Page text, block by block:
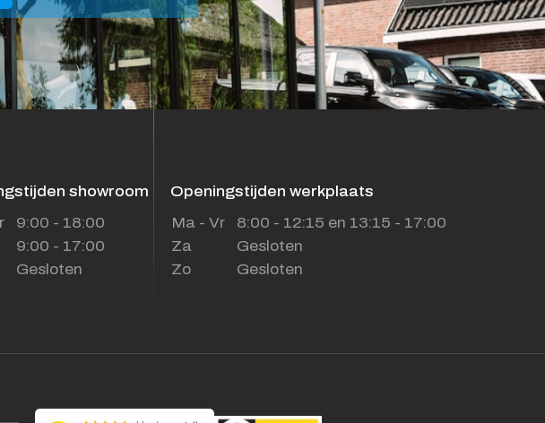
showroom
9:00 - 18:00
9:00 - 17:00
Gesloten
Openingstijden werkplaats
Ma - Vr
8:00 - 12:15 en 13:15 - 17:00
Za
Gesloten
Zo
Gesloten